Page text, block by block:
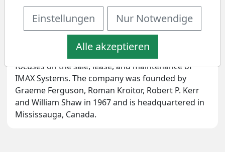
operates through the Content Solutions and
Technology Products and Services segments. The
Content Solutions segment includes content
enhancement and distribution services. The
Technology Products and Services segment
focuses on the sale, lease, and maintenance of
IMAX Systems. The company was founded by
Graeme Ferguson, Roman Kroitor, Robert P. Kerr
and William Shaw in 1967 and is headquartered in
Mississauga, Canada.
Einstellungen Nur Notwendige
Alle akzeptieren